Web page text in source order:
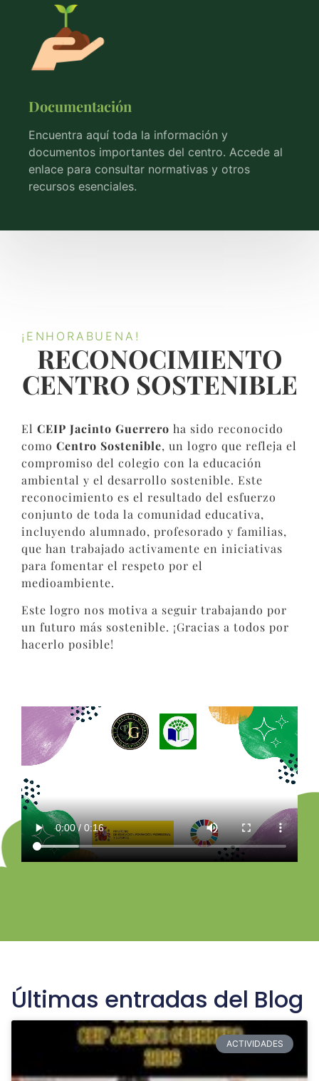
Documentación
Encuentra aquí toda la información y
documentos importantes del centro. Accede al
enlace para consultar normativas y otros
recursos esenciales.
¡ENHORABUENA!
RECONOCIMIENTO
CENTRO SOSTENIBLE​
El CEIP Jacinto Guerrero ha sido reconocido
como Centro Sostenible, un logro que refleja el
compromiso del colegio con la educación
ambiental y el desarrollo sostenible. Este
reconocimiento es el resultado del esfuerzo
conjunto de toda la comunidad educativa,
incluyendo alumnado, profesorado y familias,
que han trabajado activamente en iniciativas
para fomentar el respeto por el
medioambiente.
Este logro nos motiva a seguir trabajando por
un futuro más sostenible. ¡Gracias a todos por
hacerlo posible!
Últimas entradas del Blog
ACTIVIDADES